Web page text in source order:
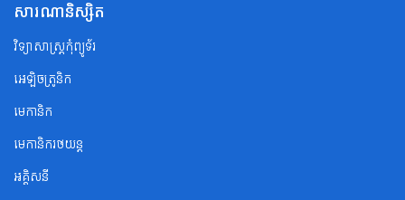
សារណានិស្សិត
វិទ្យាសាស្ត្រកុំព្យូទ័រ
អេឡិចត្រូនិក
មេកានិក
មេកានិករថយន្ត
អគ្គិសនី